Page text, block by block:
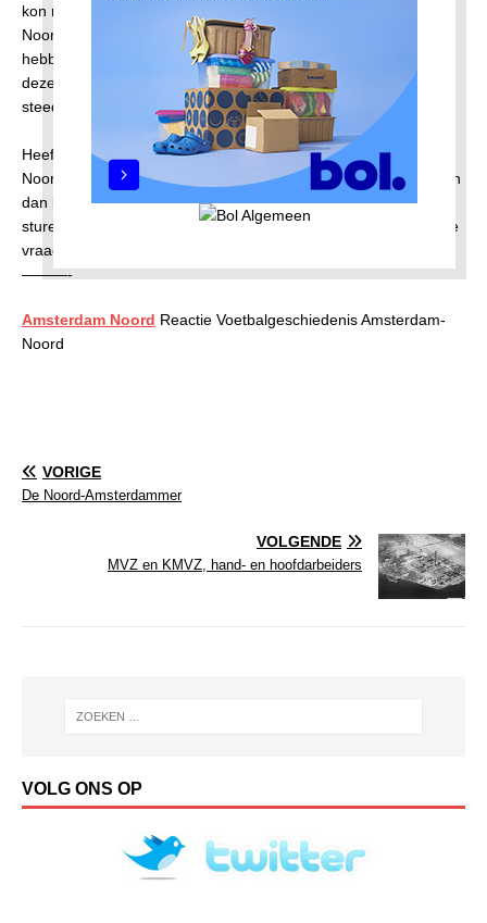
kon reageren op de serie Voetbalgeschiedenis Amsterdam-
Noord. Door het overlijden van de auteur (Albert van der Vliet)
hebben wij het formulier opgeheven. Het kan zo zijn dat u op
deze pagina terecht bent gekomen via een oude link die nog
steeds doorverwijst.
Heeft u vragen over de serie Voetbalgeschiedenis Amsterdam-
Noord kunt u een email sturen via deze link:Contact
. Wij zullen
dan kijken of wij uw vraag kunnen beantwoorden en eventueel
sturen wij deze door indien wij denken iemand te kennen die de
vraag wel kan beantwoorden.
———-
Amsterdam Noord Reactie Voetbalgeschiedenis Amsterdam-
Noord
VORIGE
De Noord-Amsterdammer
VOLGENDE
MVZ en KMVZ, hand- en hoofdarbeiders
VOLG ONS OP